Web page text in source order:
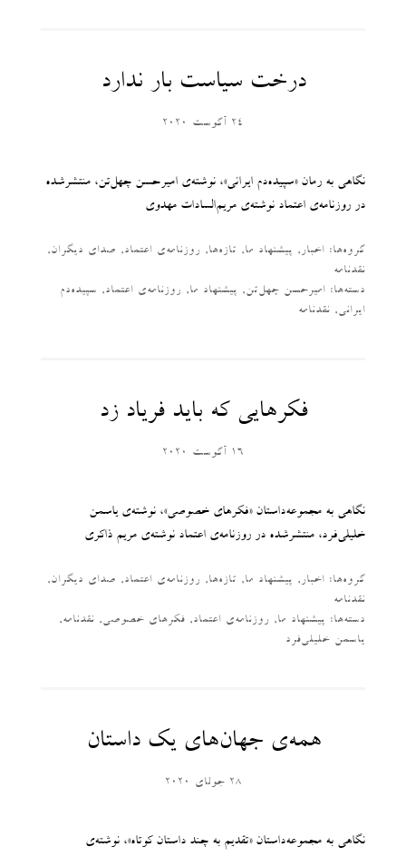
درخت سیاست بار ندارد
24 آگوست 2020
نگاهی به رمان «سپیده‌دم ایرانی»، نوشته‌ی امیرحسن چهل‌تن، منتشرشده
در روزنامه‌ی اعتماد نوشته‌ی مریم‌السادات مهدوی
گروه‌ها: اخبار, پیشنهاد ما, تازه‌ها, روزنامه‌ی اعتماد, صدای دیگران,
نقدنامه
دسته‌‌ها: امیرحسن چهل‌تن, پیشنهاد ما, روزنامه‌ی اعتماد, سپیده‌دم
ایرانی, نقدنامه
فکرهایی که باید فریاد زد
16 آگوست 2020
نگاهی به مجموعه‌داستان «فکرهای خصوصی»، نوشته‌ی یاسمن
خلیلی‌فرد، منتشرشده در روزنامه‌ی اعتماد نوشته‌ی مریم ذاکری
گروه‌ها: اخبار, پیشنهاد ما, تازه‌ها, روزنامه‌ی اعتماد, صدای دیگران,
نقدنامه
دسته‌‌ها: پیشنهاد ما, روزنامه‌ی اعتماد, فکرهای خصوصی, نقدنامه,
یاسمن خلیلی‌فرد
همه‌ی جهان‌‌های یک داستان
28 جولای 2020
نگاهی به مجموعه‌داستان «تقدیم به چند داستان کوتاه»، نوشته‌ی